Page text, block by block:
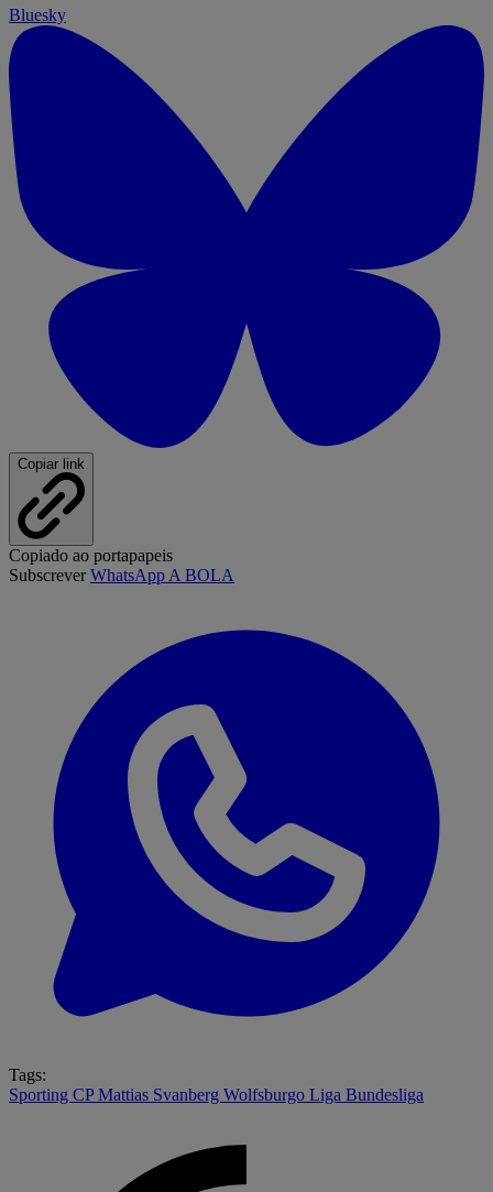
Bluesky
Copiar link
Copiado ao portapapeis
SubscreverWhatsApp A BOLA
Tags:
Sporting CPMattias Svanberg Wolfsburgo Liga Bundesliga